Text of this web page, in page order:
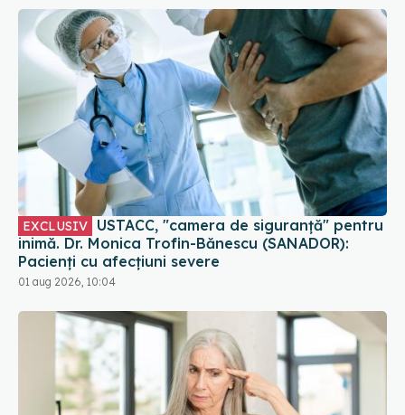
EXCLUSIV USTACC, "camera de siguranță" pentru
inimă. Dr. Monica Trofin-Bănescu (SANADOR):
Pacienți cu afecțiuni severe
01 aug 2026, 10:04